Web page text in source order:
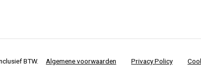
BTW. Algemene voorwaarden Privacy Policy